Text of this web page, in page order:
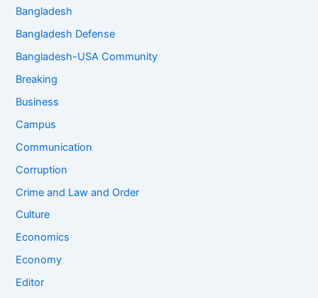
Bangladesh
Bangladesh Defense
Bangladesh-USA Community
Breaking
Business
Campus
Communication
Corruption
Crime and Law and Order
Culture
Economics
Economy
Editor